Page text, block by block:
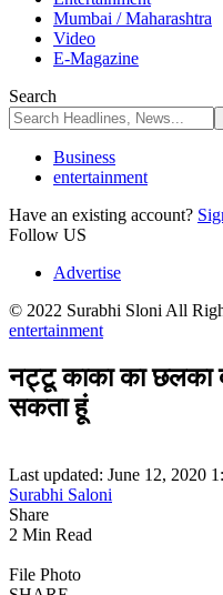
Mumbai / Maharashtra
Video
E-Magazine
Search
Business
entertainment
Have an existing account?
Follow US
Advertise
© 2022 Surabhi Sloni All
entertainment
नट्टू काका का छलका
सकता हूं
Last updated: June 12, 2020
Surabhi Saloni
Share
2 Min Read
File Photo